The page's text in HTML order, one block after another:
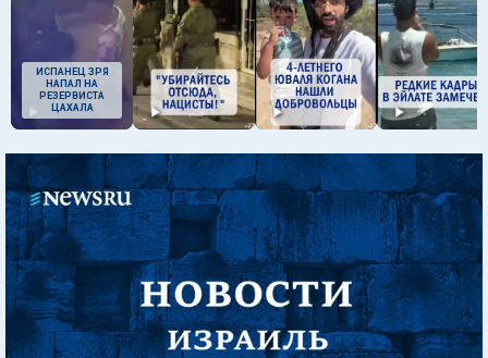
ИСПАНЕЦ ЗРЯ
НАПАЛ НА
РЕЗЕРВИСТА
ЦАХАЛА